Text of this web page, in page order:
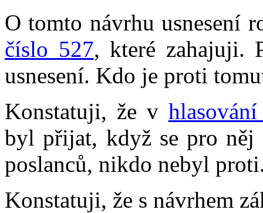
O tomto návrhu usnesení
číslo 527, které zahajuji.
usnesení. Kdo je proti
Konstatuji, že v
byl přijat, když se pro
poslanců, nikdo nebyl
Konstatuji, že s návrhem